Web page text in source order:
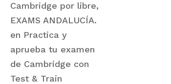
Cambridge por libre,
EXAMS ANDALUCÍA.
en Practica y
aprueba tu examen
de Cambridge con
Test & Train